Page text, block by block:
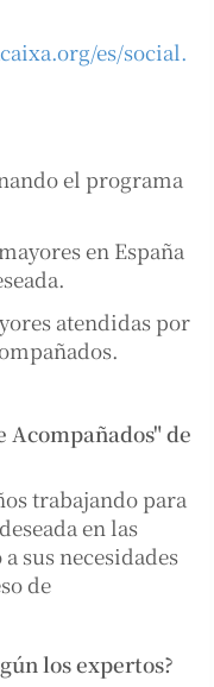
es/social.
el programa
en España
atendidas por
Acompañados" de
trabajando para
en las
sus necesidades
de
los expertos?